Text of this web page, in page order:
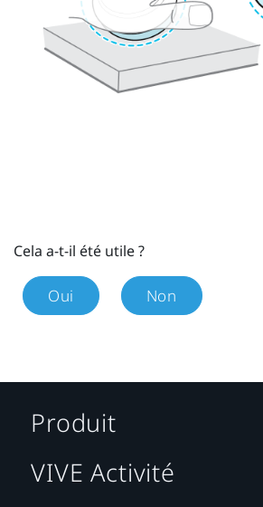
Cela a-t-il été utile ?
Oui Non
Produit
VIVE Activité